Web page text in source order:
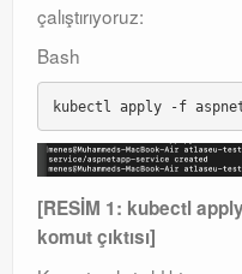
çalıştırıyoruz:
Bash
[RESİM 1: kubectl
komut çıktısı]